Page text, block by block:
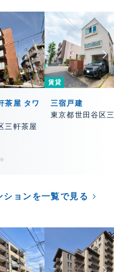
茶屋 タワ
三軒茶屋
賃貸
三宿戸建
東京都世田谷区
ションを一覧で見る